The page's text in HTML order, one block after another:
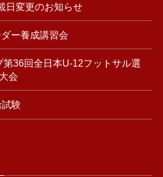
日変更のお知らせ
ー養成講習会
36回全日本U-12フットサル選
会
験